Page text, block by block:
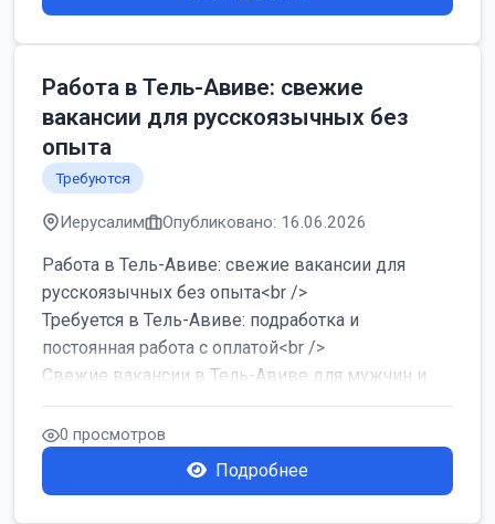
Работа в Тель-Авиве: свежие
вакансии для русскоязычных без
опыта
Требуются
Иерусалим Опубликовано: 16.06.2026
Работа в Тель-Авиве: свежие вакансии для
русскоязычных без опыта<br />
Требуется в Тель-Авиве: подработка и
постоянная работа с оплатой<br />
Свежие вакансии в Тель-Авиве для мужчин и
женщин от хозя...
0 просмотров
Подробнее